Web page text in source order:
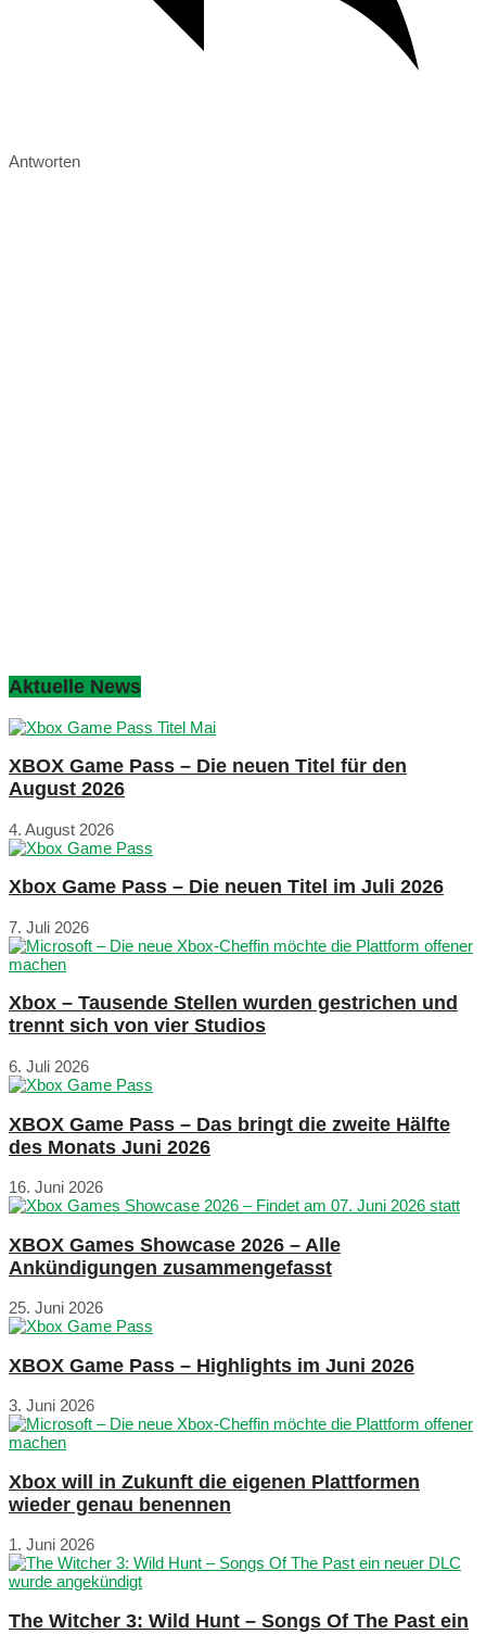
Antworten
Aktuelle News
XBOX Game Pass – Die neuen Titel für den
August 2026
4. August 2026
Xbox Game Pass – Die neuen Titel im Juli 2026
7. Juli 2026
Xbox – Tausende Stellen wurden gestrichen und
trennt sich von vier Studios
6. Juli 2026
XBOX Game Pass – Das bringt die zweite Hälfte
des Monats Juni 2026
16. Juni 2026
XBOX Games Showcase 2026 – Alle
Ankündigungen zusammengefasst
25. Juni 2026
XBOX Game Pass – Highlights im Juni 2026
3. Juni 2026
Xbox will in Zukunft die eigenen Plattformen
wieder genau benennen
1. Juni 2026
The Witcher 3: Wild Hunt – Songs Of The Past ein